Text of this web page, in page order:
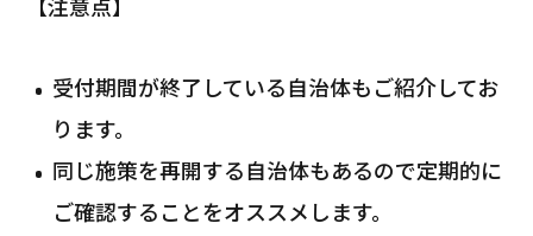
受付期間が終了している自治体もご紹介してお
ります。
同じ施策を再開する自治体もあるので定期的に
ご確認することをオススメします。